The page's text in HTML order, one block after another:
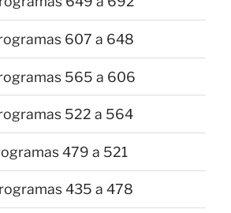
607 a 648
565 a 606
522 a 564
479 a 521
435 a 478